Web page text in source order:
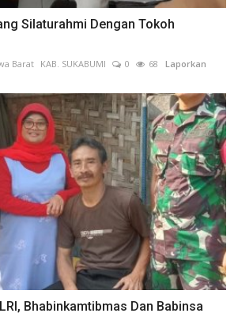
Silaturahmi Dengan Tokoh
Barat KAB. SUKABUMI 0 68 Laporkan
Bhabinkamtibmas Dan Babinsa